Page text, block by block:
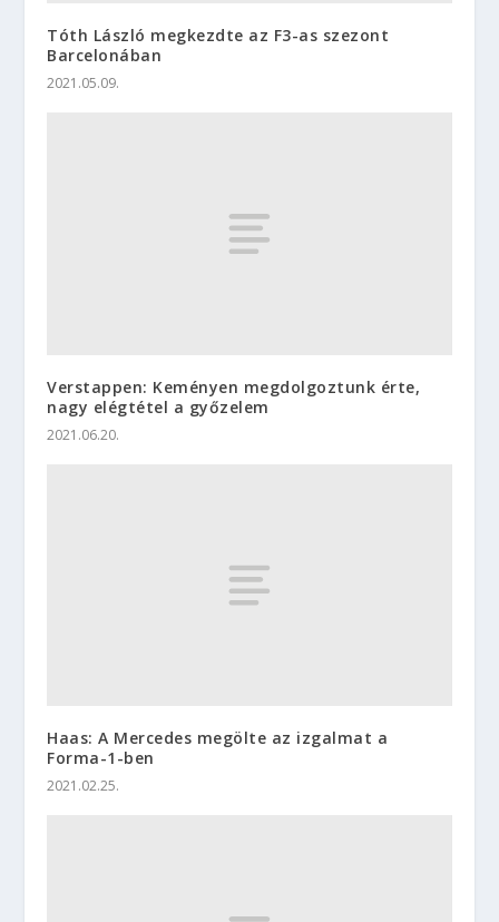
Tóth László megkezdte az F3-as szezont
Barcelonában
2021.05.09.
Verstappen: Keményen megdolgoztunk érte,
nagy elégtétel a győzelem
2021.06.20.
Haas: A Mercedes megölte az izgalmat a
Forma-1-ben
2021.02.25.